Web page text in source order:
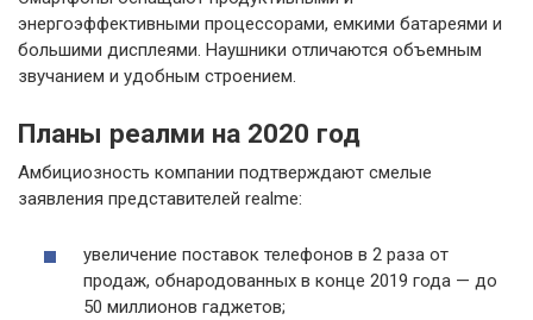
энергоэффективными процессорами, емкими батареями и
большими дисплеями. Наушники отличаются объемным
звучанием и удобным строением.
Планы реалми на 2020 год
Амбициозность компании подтверждают смелые
заявления представителей realme:
увеличение поставок телефонов в 2 раза от
продаж, обнародованных в конце 2019 года — до
50 миллионов гаджетов;